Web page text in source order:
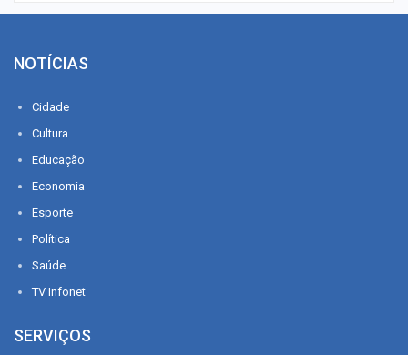
NOTÍCIAS
Cidade
Cultura
Educação
Economia
Esporte
Política
Saúde
TV Infonet
SERVIÇOS